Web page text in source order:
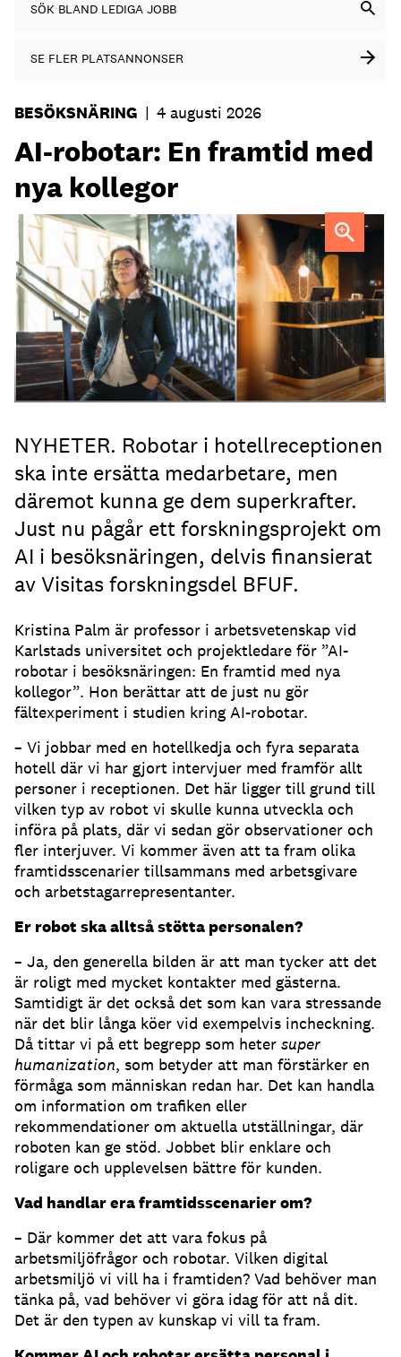
SÖK BLAND LEDIGA JOBB
SE FLER PLATSANNONSER
BESÖKSNÄRING | 4 augusti 2026
AI-robotar: En framtid med
nya kollegor
Professor Kristina Palm FOTO: Theresia Viska FOTO:
Dylan Calluy / Unsplash
NYHETER. Robotar i hotellreceptionen
ska inte ersätta medarbetare, men
däremot kunna ge dem superkrafter.
Just nu pågår ett forskningsprojekt om
AI i besöksnäringen, delvis finansierat
av Visitas forskningsdel BFUF.
Kristina Palm är professor i arbetsvetenskap vid
Karlstads universitet och projektledare för ”AI-
robotar i besöksnäringen: En framtid med nya
kollegor”. Hon berättar att de just nu gör
fältexperiment i studien kring AI-robotar.
– Vi jobbar med en hotellkedja och fyra separata
hotell där vi har gjort intervjuer med framför allt
personer i receptionen. Det här ligger till grund till
vilken typ av robot vi skulle kunna utveckla och
införa på plats, där vi sedan gör observationer och
fler interjuver. Vi kommer även att ta fram olika
framtidsscenarier tillsammans med arbetsgivare
och arbetstagarrepresentanter.
Er robot ska alltså stötta personalen?
– Ja, den generella bilden är att man tycker att det
är roligt med mycket kontakter med gästerna.
Samtidigt är det också det som kan vara stressande
när det blir långa köer vid exempelvis incheckning.
Då tittar vi på ett begrepp som heter super
humanization, som betyder att man förstärker en
förmåga som människan redan har. Det kan handla
om information om trafiken eller
rekommendationer om aktuella utställningar, där
roboten kan ge stöd. Jobbet blir enklare och
roligare och upplevelsen bättre för kunden.
Vad handlar era framtidsscenarier om?
– Där kommer det att vara fokus på
arbetsmiljöfrågor och robotar. Vilken digital
arbetsmiljö vi vill ha i framtiden? Vad behöver man
tänka på, vad behöver vi göra idag för att nå dit.
Det är den typen av kunskap vi vill ta fram.